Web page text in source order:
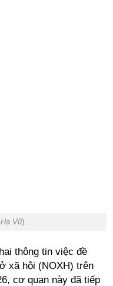
Hạ Vũ).
thông tin việc đề
xã hội (NOXH) trên
cơ quan này đã tiếp